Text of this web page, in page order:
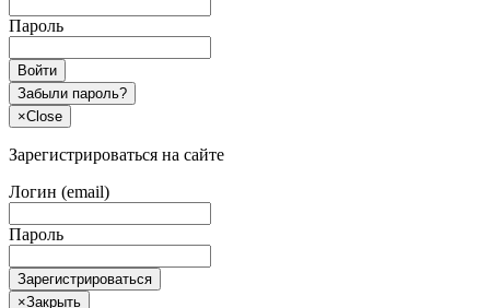
Пароль
Войти
Забыли пароль?
×Close
Зарегистрироваться на сайте
Логин (email)
Пароль
Зарегистрироваться
×Закрыть